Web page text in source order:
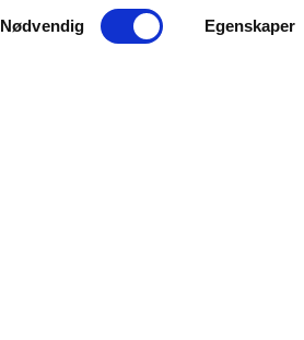
Samtykkevalg
Nødvendig Egenskaper